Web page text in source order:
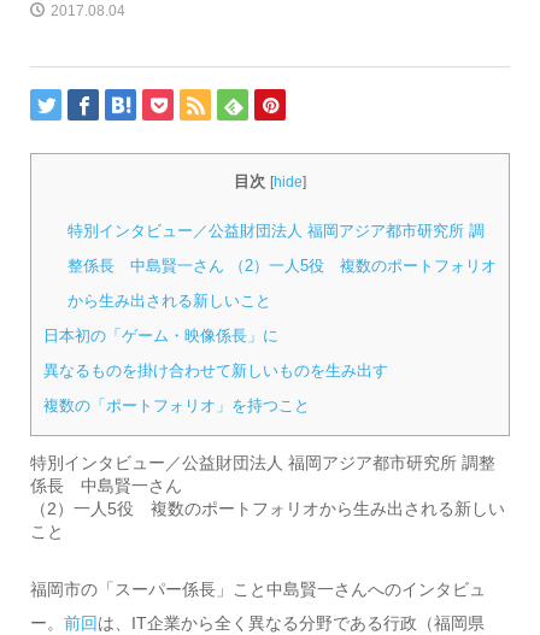
2017.08.04
目次 [hide]
特別インタビュー／公益財団法人 福岡アジア都市研究所 調
整係長 中島賢一さん （2）一人5役 複数のポートフォリオ
から生み出される新しいこと
日本初の「ゲーム・映像係長」に
異なるものを掛け合わせて新しいものを生み出す
複数の「ポートフォリオ」を持つこと
特別インタビュー／公益財団法人 福岡アジア都市研究所 調整
係長 中島賢一さん
（2）一人5役 複数のポートフォリオから生み出される新しい
こと
福岡市の「スーパー係長」こと中島賢一さんへのインタビュ
ー。 前回は、IT企業から全く異なる分野である行政（福岡県